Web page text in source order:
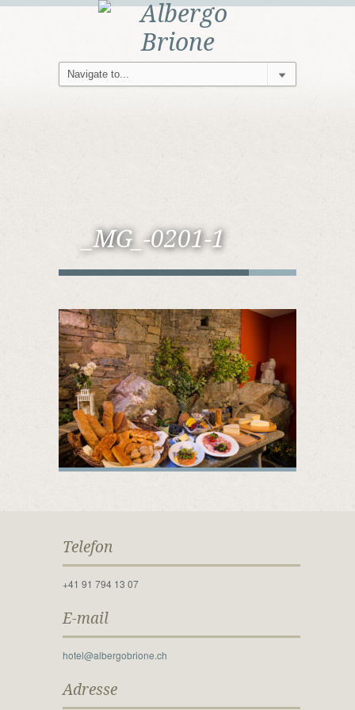
_MG_-0201-1
Telefon
+41 91 794 13 07
E-mail
hotel@albergobrione.ch
Adresse